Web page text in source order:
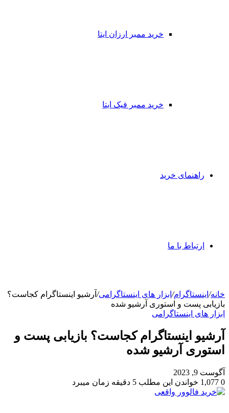
خرید ممبر ارزان ایتا
خرید ممبر فیک ایتا
راهنمای خرید
ارتباط با ما
خانه/ اینستاگرام/ ابزار های اینستاگرامی/ آرشیو اينستاگرام کجاست؟
بازیابی پست و استوری آرشیو شده
ابزار های اینستاگرامی
آرشیو اينستاگرام کجاست؟ بازیابی پست و
استوری آرشیو شده
آگوست 9, 2023
0
خواندن این مطلب 5 دقیقه زمان میبرد